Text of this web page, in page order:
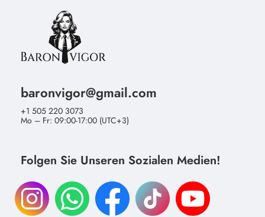
baronvigor@gmail.com
+1 505 220 3073
Mo – Fr: 09:00-17:00 (UTC+3)
Folgen Sie Unseren Sozialen Medien!